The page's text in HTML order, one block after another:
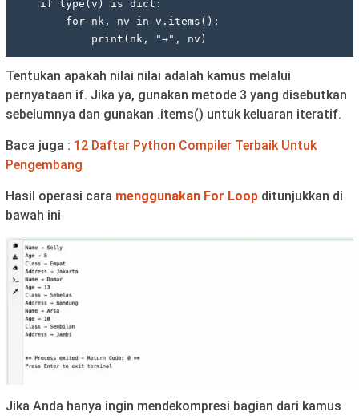
            print(nk, "→", nv)
Tentukan apakah nilai nilai adalah kamus melalui
pernyataan if. Jika ya, gunakan metode 3 yang disebutkan
sebelumnya dan gunakan .items() untuk keluaran iteratif.
Baca juga : 12 Daftar Python Compiler Terbaik Untuk
Pengembang
Hasil operasi cara menggunakan For Loop ditunjukkan di
bawah ini
Jika Anda hanya ingin mendekompresi bagian dari kamus